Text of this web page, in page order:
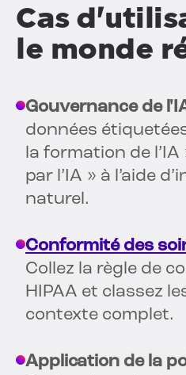
Cas
le monde
Gouvernance de
données
la formation de
par l’IA » à l’aide
naturel.
Conformité des
Collez la règle de
HIPAA et classez
contexte complet.
Application de la